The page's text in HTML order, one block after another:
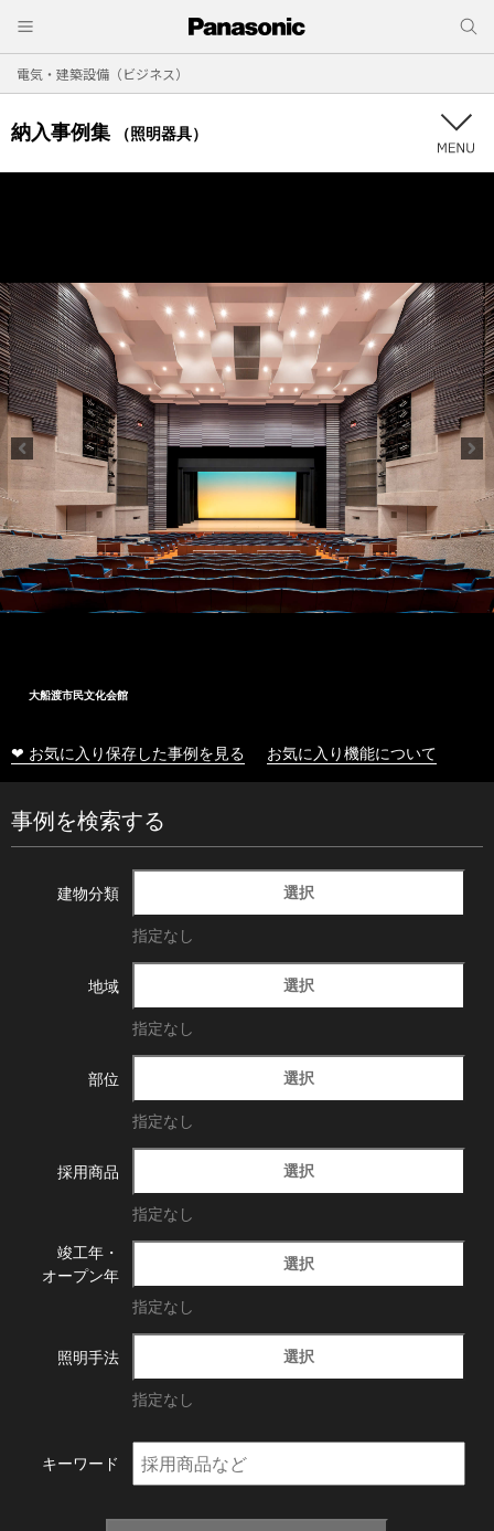
電気・建築設備（ビジネス）
納入事例集 （照明器具）
大船渡市民文化会館
❤ お気に入り保存した事例を見る お気に入り機能について
事例を検索する
建物分類 選択
指定なし
地域 選択
指定なし
部位 選択
指定なし
採用商品 選択
指定なし
竣工年・
オープン年
選択
指定なし
照明手法 選択
指定なし
キーワード